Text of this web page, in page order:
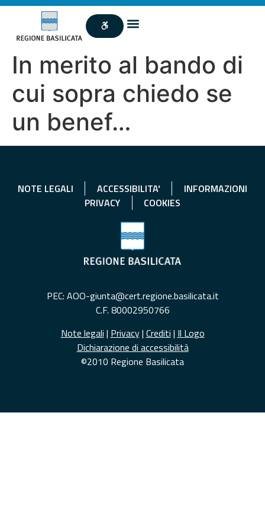
In merito al bando di
cui sopra chiedo se
un benef…
NOTE LEGALI ACCESSIBILITA'
INFORMAZIONI
PRIVACY
COOKIES
PEC: AOO-giunta@cert.regione.basilicata.it
C.F. 80002950766
Note legali | Privacy| Crediti | Il Logo
Dichiarazione di accessibilità
©2010 Regione Basilicata